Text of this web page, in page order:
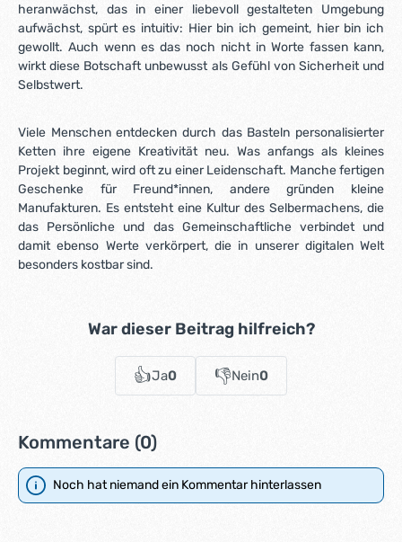
heranwächst, das in einer liebevoll gestalteten Umgebung
aufwächst, spürt es intuitiv: Hier bin ich gemeint, hier bin ich
gewollt. Auch wenn es das noch nicht in Worte fassen kann,
wirkt diese Botschaft unbewusst als Gefühl von Sicherheit und
Selbstwert.
Viele Menschen entdecken durch das Basteln personalisierter
Ketten ihre eigene Kreativität neu. Was anfangs als kleines
Projekt beginnt, wird oft zu einer Leidenschaft. Manche fertigen
Geschenke für Freund*innen, andere gründen kleine
Manufakturen. Es entsteht eine Kultur des Selbermachens, die
das Persönliche und das Gemeinschaftliche verbindet und
damit ebenso Werte verkörpert, die in unserer digitalen Welt
besonders kostbar sind.
War dieser Beitrag hilfreich?
👍Ja0 👎Nein0
Kommentare (0)
Noch hat niemand ein Kommentar hinterlassen